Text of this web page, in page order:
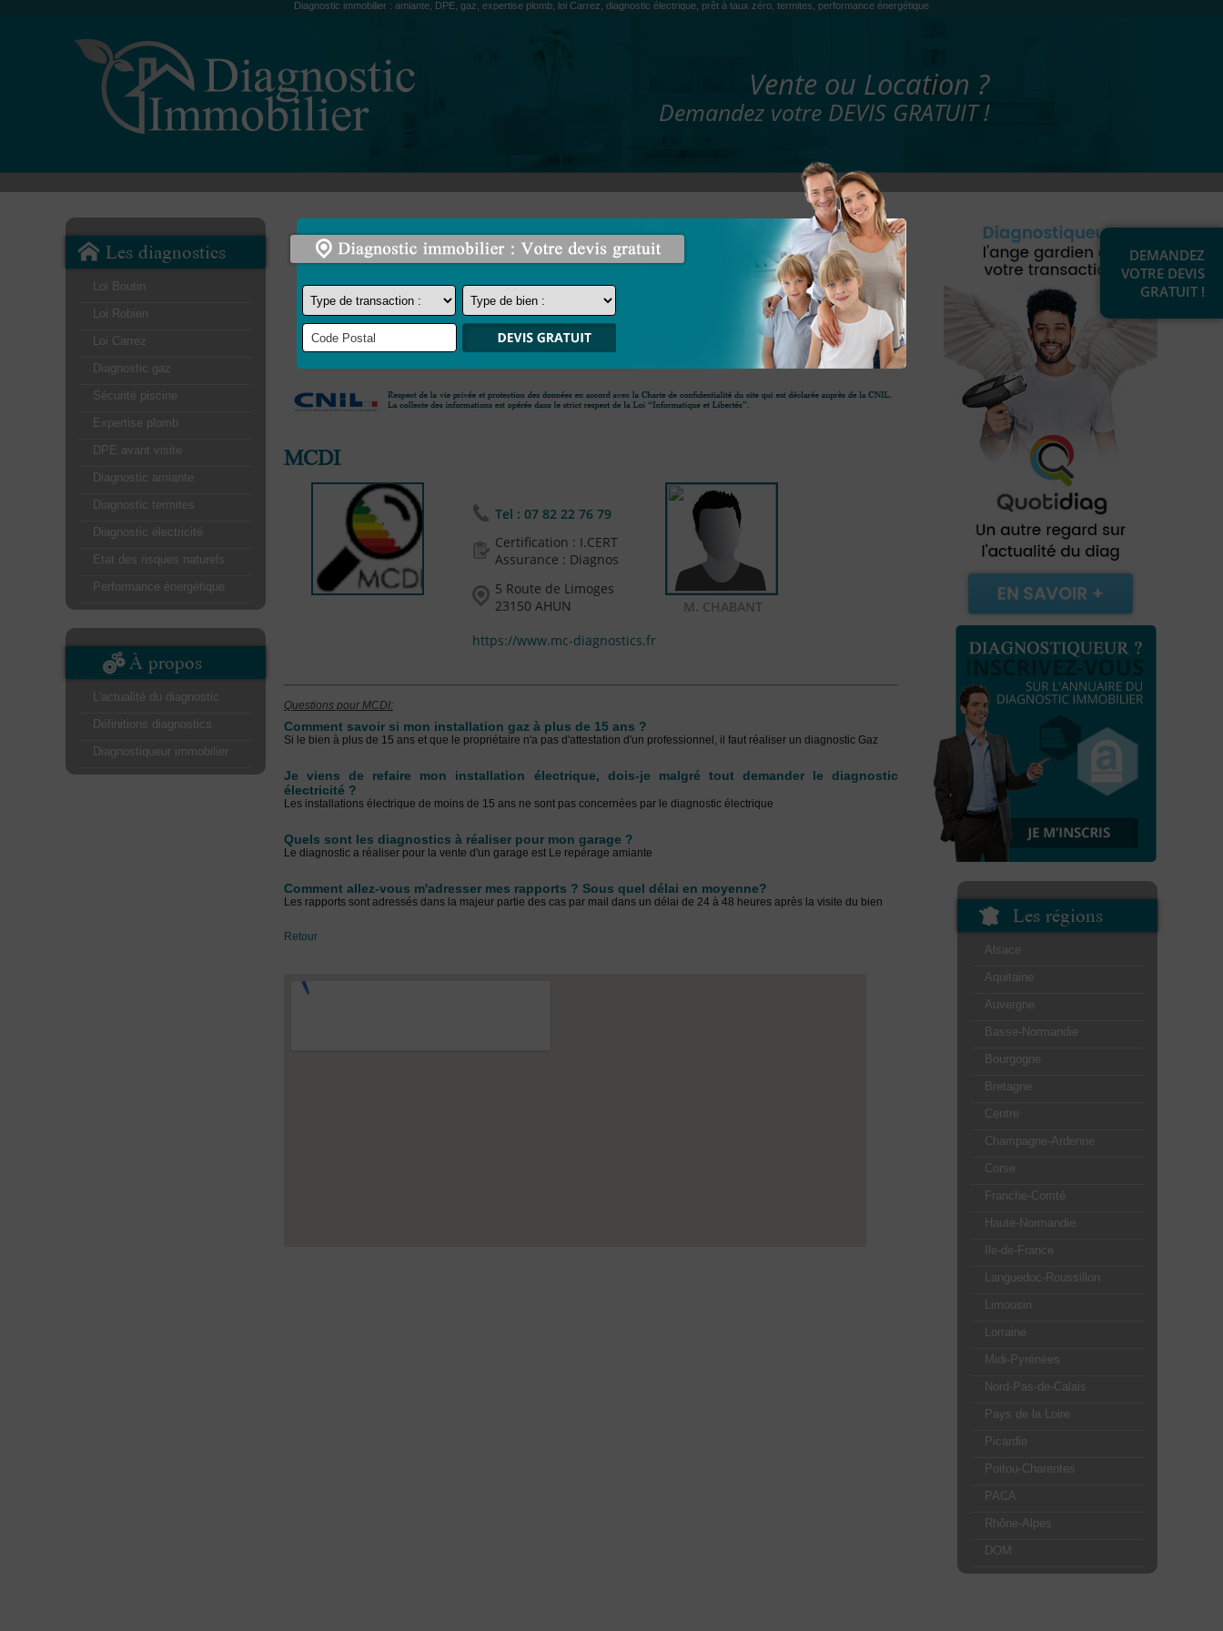
Diagnostic immobilier : amiante, DPE, gaz, expertise plomb, loi Carrez, diagnostic électrique, prêt à taux zéro, termites, performance énergétique
Vente ou Location ?
Demandez votre DEVIS GRATUIT !
Les diagnostics
Loi Boutin
Loi Robien
Loi Carrez
Diagnostic gaz
Sécurité piscine
Expertise plomb
DPE avant visite
Diagnostic amiante
Diagnostic termites
Diagnostic électricité
Etat des risques naturels
Performance énergétique
À propos
L'actualité du diagnostic
Définitions diagnostics
Diagnostiqueur immobilier
Les régions
Alsace
Aquitaine
Auvergne
Basse-Normandie
Bourgogne
Bretagne
Centre
Champagne-Ardenne
Corse
Franche-Comté
Haute-Normandie
Ile-de-France
Languedoc-Roussillon
Limousin
Lorraine
Midi-Pyrénées
Nord-Pas-de-Calais
Pays de la Loire
Picardie
Poitou-Charentes
PACA
Rhône-Alpes
DOM
MCDI
Tel : 07 82 22 76 79
Certification : I.CERT
Assurance : Diagnos
5 Route de Limoges
23150 AHUN
https://www.mc-diagnostics.fr
M. CHABANT
Questions pour MCDI:
Comment savoir si mon installation gaz à plus de 15 ans ?
Si le bien à plus de 15 ans et que le propriétaire n'a pas d'attestation d'un professionnel, il faut réaliser un diagnostic Gaz
Je viens de refaire mon installation électrique, dois-je malgré tout demander le diagnostic
électricité ?
Les installations électrique de moins de 15 ans ne sont pas concernées par le diagnostic électrique
Quels sont les diagnostics à réaliser pour mon garage ?
Le diagnostic a réaliser pour la vente d'un garage est Le repérage amiante
Comment allez-vous m'adresser mes rapports ? Sous quel délai en moyenne?
Les rapports sont adressés dans la majeur partie des cas par mail dans un délai de 24 à 48 heures après la visite du bien
Retour
DEMANDEZ
VOTRE DEVIS
GRATUIT !